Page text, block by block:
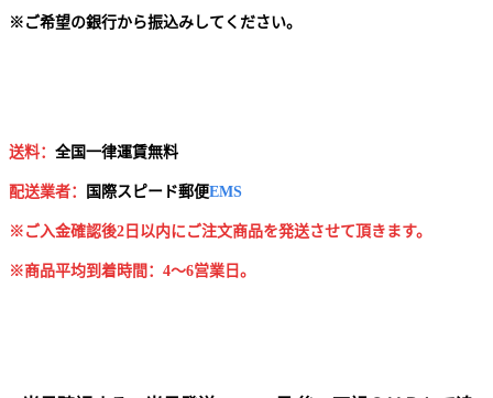
※ ご希望の銀行から振込みしてください。
送料： 全国一律運賃無料
配送業者： 国 際スピード郵便EMS
※ご入金確認後2日以内にご注文商品を発送させて頂きます。
※商品平均到着時間：4～6営業日。